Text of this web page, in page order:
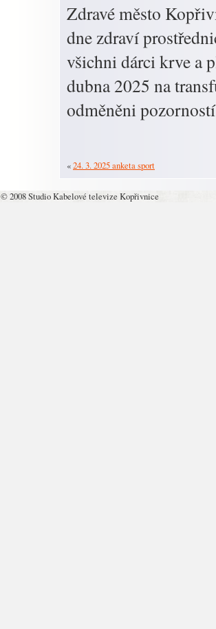
Zdravé město
dne zdraví
všichni dárci krve a
dubna 2025 na
odměněni
«24. 3. 2025 anketa sport
© 2008 Studio Kabelové televize Kopřivnice